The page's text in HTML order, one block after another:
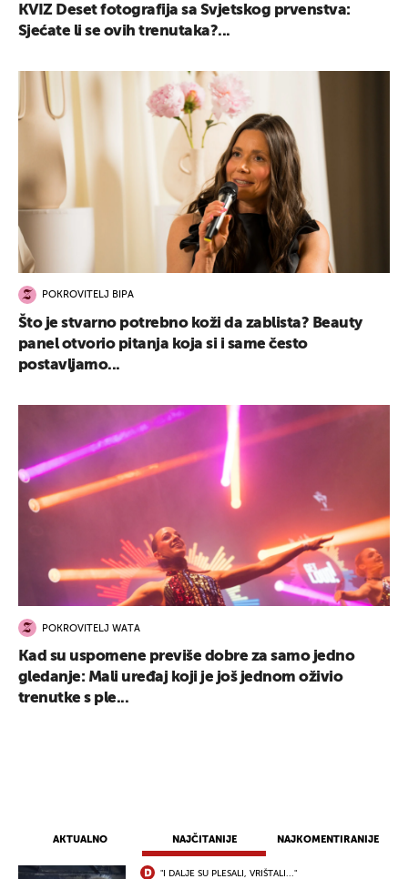
AKTUALNO NAJČITANIJE NAJKOMENTIRANIJE
"I DALJE SU PLESALI, VRIŠTALI..."
KVIZ Deset fotografija sa Svjetskog prvenstva:
Sjećate li se ovih trenutaka?...
POKROVITELJ BIPA
Što je stvarno potrebno koži da zablista? Beauty
panel otvorio pitanja koja si i same često
postavljamo...
POKROVITELJ WATA
Kad su uspomene previše dobre za samo jedno
gledanje: Mali uređaj koji je još jednom oživio
trenutke s ple...